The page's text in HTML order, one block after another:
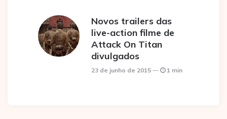
Novos trailers das
live-action filme de
Attack On Titan
divulgados
23 de junho de 2015 1 min